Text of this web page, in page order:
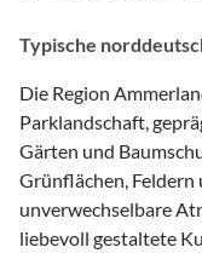
Typische
Die Region
Parklandschaft,
Gärten und
Grünflächen, Feldern
unverwechselbare
liebevoll gestaltete